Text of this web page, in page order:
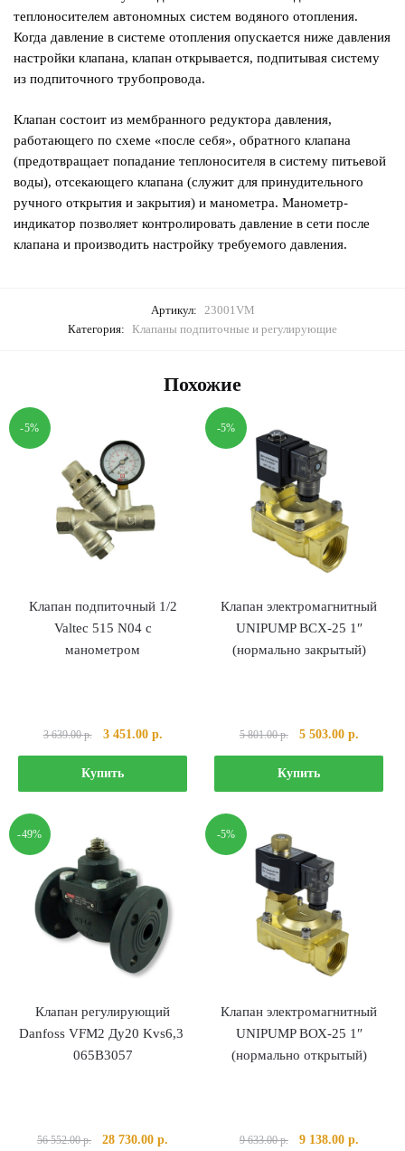
теплоносителем автономных систем водяного отопления.
Когда давление в системе отопления опускается ниже давления
настройки клапана, клапан открывается, подпитывая систему
из подпиточного трубопровода.
Клапан состоит из мембранного редуктора давления,
работающего по схеме «после себя», обратного клапана
(предотвращает попадание теплоносителя в систему питьевой
воды), отсекающего клапана (служит для принудительного
ручного открытия и закрытия) и манометра. Манометр-
индикатор позволяет контролировать давление в сети после
клапана и производить настройку требуемого давления.
Артикул:
23001VM
Категория: Клапаны подпиточные и регулирующие
Похожие
-5%
Клапан подпиточный 1/2
Valtec 515 N04 с
манометром
3 639.00р.
Первоначальная
цена
составляла
3
3 451.00 р.
цена:
451.00 р..
Купить
-5%
Клапан электромагнитный
UNIPUMP ВСХ-25 1″
(нормально закрытый)
5 801.00р.
Первоначальная
цена
составляла
5
5 503.00 р.
цена:
503.00
Купить
-49%
Клапан регулирующий
Danfoss VFМ2 Ду20 Kvs6,3
065В3057
56 552.00р.
Первоначальная
28 730.00р.
-5%
Клапан электромагнитный
UNIPUMP ВОХ-25 1″
(нормально открытый)
9 633.00р.
Первоначальная
9 138.00 р.Текущая